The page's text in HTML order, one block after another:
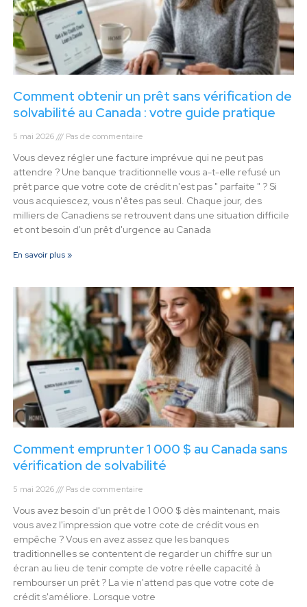
Comment obtenir un prêt sans vérification de
solvabilité au Canada : votre guide pratique
5 mai 2026 Pas de commentaire
Vous devez régler une facture imprévue qui ne peut pas
attendre ? Une banque traditionnelle vous a-t-elle refusé un
prêt parce que votre cote de crédit n'est pas " parfaite " ? Si
vous acquiescez, vous n'êtes pas seul. Chaque jour, des
milliers de Canadiens se retrouvent dans une situation difficile
et ont besoin d'un prêt d'urgence au Canada
En savoir plus »
Comment emprunter 1 000 $ au Canada sans
vérification de solvabilité
5 mai 2026 Pas de commentaire
Vous avez besoin d'un prêt de 1 000 $ dès maintenant, mais
vous avez l'impression que votre cote de crédit vous en
empêche ? Vous en avez assez que les banques
traditionnelles se contentent de regarder un chiffre sur un
écran au lieu de tenir compte de votre réelle capacité à
rembourser un prêt ? La vie n'attend pas que votre cote de
crédit s'améliore. Lorsque votre